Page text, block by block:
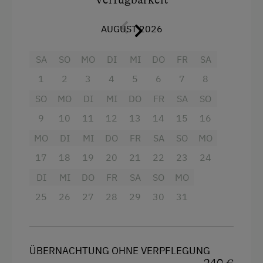
Geführte Wanderungen
Golf
Hausmuseum
Hausmusik
Heimatabend
Heimatmuseum
Kegelbahn
Minigolf
Kaffeemaschine, Toaster, Wasserkocher,
WC
Abstellraum
Wohnzimmer! Ein Wohnzimmer mit
Flachbildfernseher laden zum Entspannen
AUGUST 2026
SA
1
SO
2
MO
3
DI
4
MI
5
DO
6
FR
7
SA
8
SO
9
MO
10
DI
11
MI
12
DO
13
FR
14
SA
15
SO
16
MO
17
DI
18
MI
19
DO
20
FR
21
SA
22
SO
23
MO
24
DI
25
MI
26
DO
27
FR
28
SA
29
SO
30
MO
31
ÜBERNACHTUNG OHNE VERPFLEGUNG